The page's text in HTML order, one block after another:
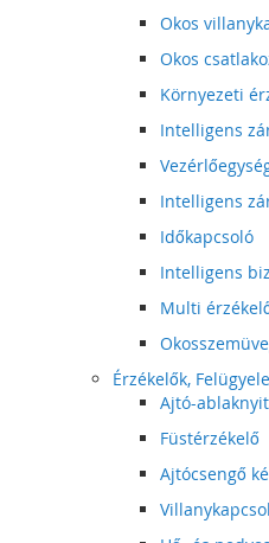
Okos
Okos
Környezeti
Intelligens
Intelligens
Időkapcsoló
Intelligens
Multi
Érzékelők,
Ajtó-
Füstérzékelő
Ajtócsengő